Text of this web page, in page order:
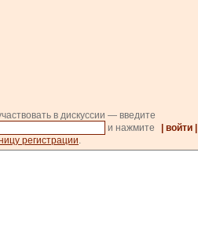
в дискуссии — введите
и нажмите | войти |
регистрации.